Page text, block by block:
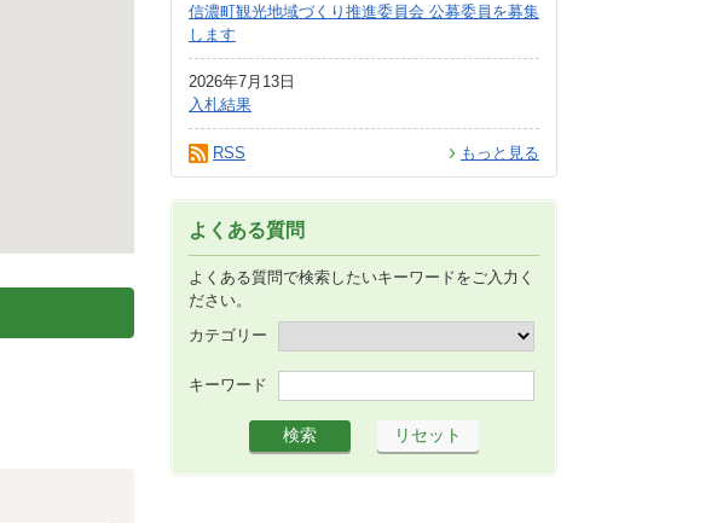
信濃町観光地域づくり推進委員会 公募委員を募集
します
2026年7月13日
入札結果
もっと見る
RSS
よくある質問
よくある質問で検索したいキーワードをご入力く
ださい。
カテゴリー
キーワード